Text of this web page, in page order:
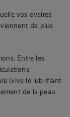
vos ovaires
de plus
Entre les
(vive le lubrifiant
de la peau